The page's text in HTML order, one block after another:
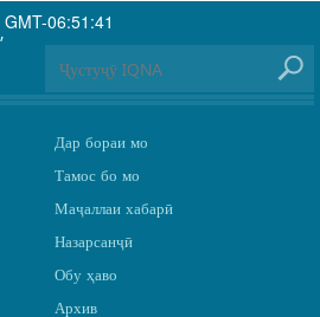
GMT-06:51:41
,
Дар бораи мо
Тамос бо мо
Маҷаллаи хабарӣ
Назарсанҷӣ
Обу ҳаво
Архив